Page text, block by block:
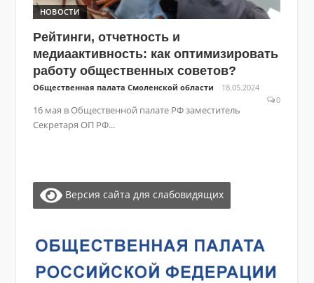
НОВОСТИ
Рейтинги, отчетность и
медиаактивность: как оптимизировать
работу общественных советов?
Общественная палата Смоленской области
18.05.2024
0
16 мая в Общественной палате РФ заместитель
Секретаря ОП РФ...
Версия сайта для слабовидящих